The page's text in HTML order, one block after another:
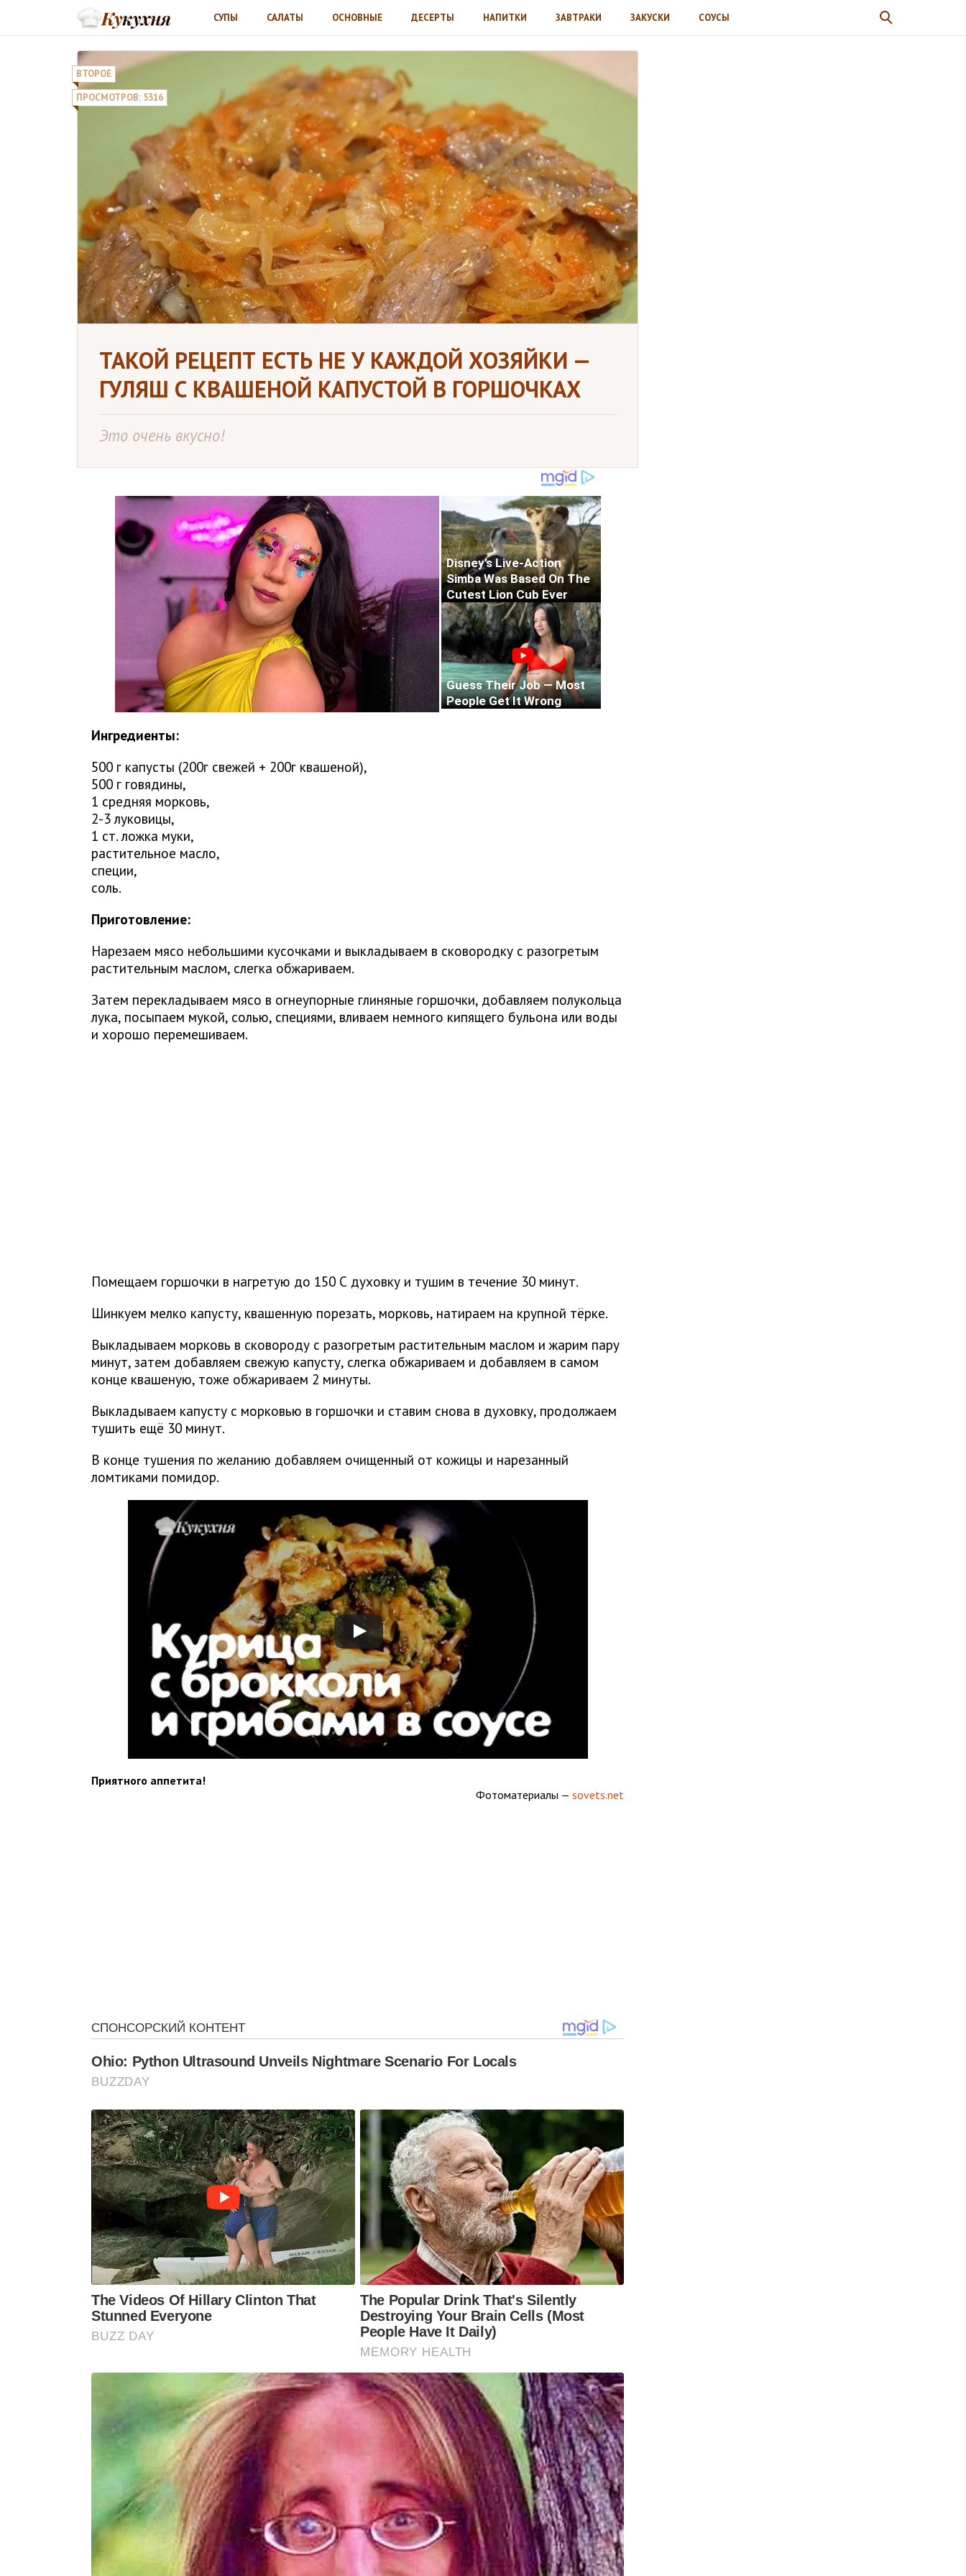
СУПЫ САЛАТЫ ОСНОВНЫЕ ДЕСЕРТЫ НАПИТКИ ЗАВТРАКИ ЗАКУСКИ СОУСЫ
ВТОРОЕ
ПРОСМОТРОВ: 5316
ТАКОЙ РЕЦЕПТ ЕСТЬ НЕ У КАЖДОЙ ХОЗЯЙКИ —
ГУЛЯШ С КВАШЕНОЙ КАПУСТОЙ В ГОРШОЧКАХ
Это очень вкусно!
Ингредиенты:
500 г капусты (200г свежей + 200г квашеной),
500 г говядины,
1 средняя морковь,
2-3 луковицы,
1 ст. ложка муки,
растительное масло,
специи,
соль.
Приготовление:
Нарезаем мясо небольшими кусочками и выкладываем в сковородку с разогретым
растительным маслом, слегка обжариваем.
Затем перекладываем мясо в огнеупорные глиняные горшочки, добавляем полукольца
лука, посыпаем мукой, солью, специями, вливаем немного кипящего бульона или воды
и хорошо перемешиваем.
Помещаем горшочки в нагретую до 150 С духовку и тушим в течение 30 минут.
Шинкуем мелко капусту, квашенную порезать, морковь, натираем на крупной тёрке.
Выкладываем морковь в сковороду с разогретым растительным маслом и жарим пару
минут, затем добавляем свежую капусту, слегка обжариваем и добавляем в самом
конце квашеную, тоже обжариваем 2 минуты.
Выкладываем капусту с морковью в горшочки и ставим снова в духовку, продолжаем
тушить ещё 30 минут.
В конце тушения по желанию добавляем очищенный от кожицы и нарезанный
ломтиками помидор.
Приятного аппетита!
Фотоматериалы — sovets.net